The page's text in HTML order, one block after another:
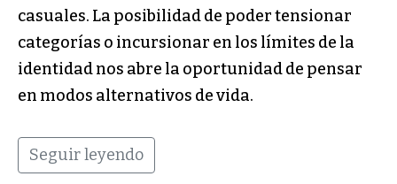
casuales. La posibilidad de poder tensionar
categorías o incursionar en los límites de la
identidad nos abre la oportunidad de pensar
en modos alternativos de vida.
Seguir leyendo